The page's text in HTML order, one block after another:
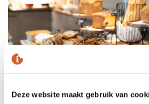
Deze website maakt gebruik van